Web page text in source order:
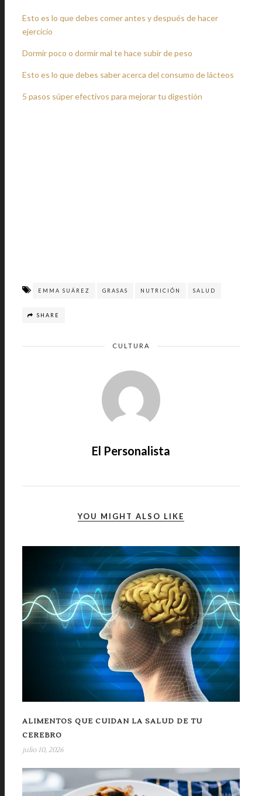
Esto es lo que debes comer antes y después de hacer
ejercicio
Dormir poco o dormir mal te hace subir de peso
Esto es lo que debes saber acerca del consumo de lácteos
5 pasos súper efectivos para mejorar tu digestión
EMMA SUÁREZ GRASAS NUTRICIÓN SALUD
SHARE
CULTURA
El Personalista
YOU MIGHT ALSO LIKE
ALIMENTOS QUE CUIDAN LA SALUD DE TU
CEREBRO
julio 10, 2026